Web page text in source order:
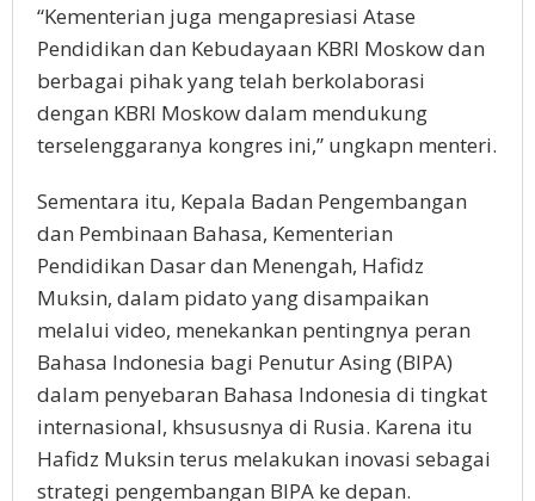
“Kementerian juga mengapresiasi Atase
Pendidikan dan Kebudayaan KBRI Moskow dan
berbagai pihak yang telah berkolaborasi
dengan KBRI Moskow dalam mendukung
terselenggaranya kongres ini,” ungkapn menteri.
Sementara itu, Kepala Badan Pengembangan
dan Pembinaan Bahasa, Kementerian
Pendidikan Dasar dan Menengah, Hafidz
Muksin, dalam pidato yang disampaikan
melalui video, menekankan pentingnya peran
Bahasa Indonesia bagi Penutur Asing (BIPA)
dalam penyebaran Bahasa Indonesia di tingkat
internasional, khsususnya di Rusia. Karena itu
Hafidz Muksin terus melakukan inovasi sebagai
strategi pengembangan BIPA ke depan.